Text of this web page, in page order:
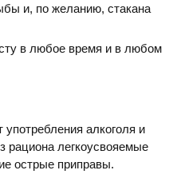
и, по желанию, стакана
в любое время и в любом
алкоголя и
рациона легкоусвояемые
острые приправы.